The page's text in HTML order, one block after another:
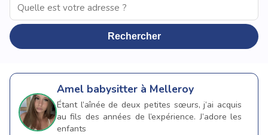
Rechercher
Amel babysitter à Melleroy
Étant l’aînée de deux petites sœurs, j’ai acquis
au fils des années de l’expérience. J’adore les
enfants